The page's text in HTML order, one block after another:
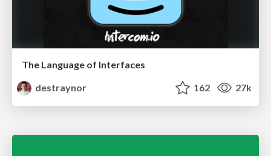
The Language of Interfaces
destraynor
162 27k